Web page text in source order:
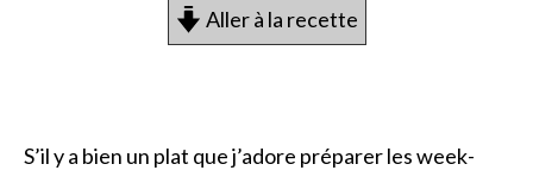
Aller à la recette
S’il y a bien un plat que j’adore préparer les week-